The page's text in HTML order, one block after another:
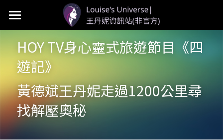
首頁
LOU個人資料
LOU影視
HOY TV身心靈式旅遊節目《四
遊記》
黃德斌王丹妮走過1200公里尋
找解壓奧秘